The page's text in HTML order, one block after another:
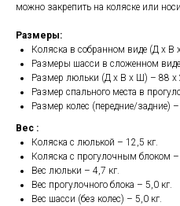
можно закрепить на коляске или
Размеры:
Коляска в собранном виде (Д х
Размеры шасси в сложенном
Размер люльки (Д х В х Ш) – 88 х
Размер спального места в
Размер колес (передние/задние)
Вес :
Коляска с люлькой – 12,5 кг.
Коляска с прогулочным блоком –
Вес люльки – 4,7 кг.
Вес прогулочного блока – 5,0 кг.
Вес шасси (без колес) – 5,0 кг.